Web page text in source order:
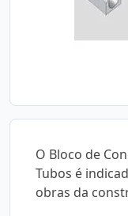
O Bloco de
Tubos é
obras da